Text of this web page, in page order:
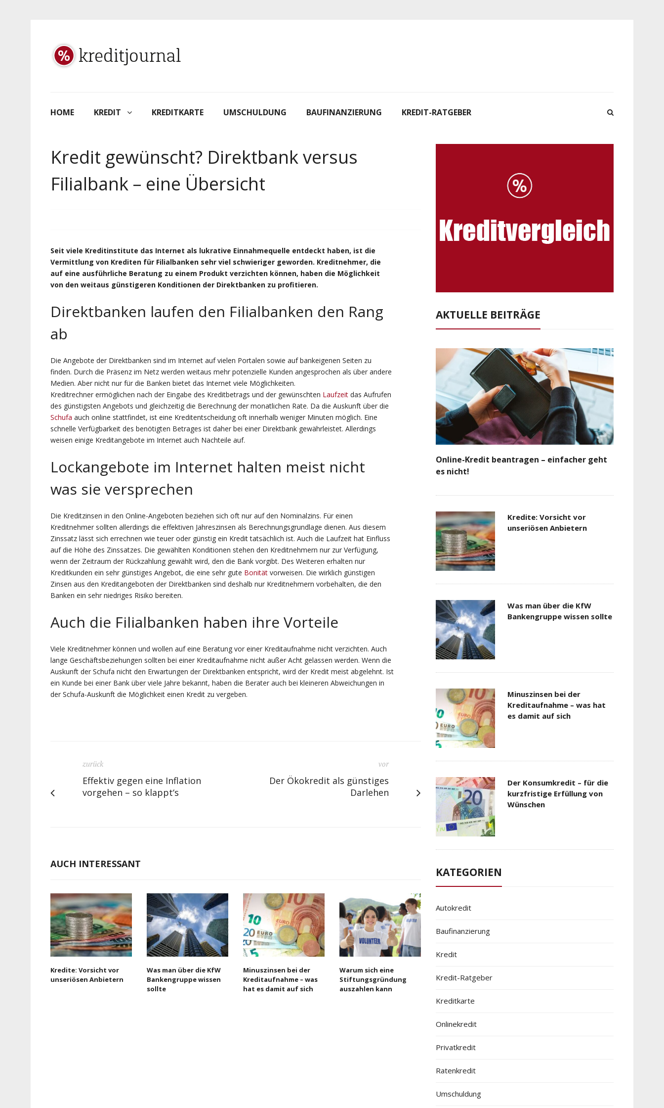
HOME KREDIT KREDITKARTE UMSCHULDUNG BAUFINANZIERUNG KREDIT-RATGEBER
Kredit gewünscht? Direktbank versus
Filialbank – eine Übersicht
Seit viele Kreditinstitute das Internet als lukrative Einnahmequelle entdeckt haben, ist die
Vermittlung von Krediten für Filialbanken sehr viel schwieriger geworden. Kreditnehmer, die
auf eine ausführliche Beratung zu einem Produkt verzichten können, haben die Möglichkeit
von den weitaus günstigeren Konditionen der Direktbanken zu profitieren.
Direktbanken laufen den Filialbanken den Rang
ab
Die Angebote der Direktbanken sind im Internet auf vielen Portalen sowie auf bankeigenen Seiten zu
finden. Durch die Präsenz im Netz werden weitaus mehr potenzielle Kunden angesprochen als über andere
Medien. Aber nicht nur für die Banken bietet das Internet viele Möglichkeiten.
Kreditrechner ermöglichen nach der Eingabe des Kreditbetrags und der gewünschten Laufzeit das Aufrufen
des günstigsten Angebots und gleichzeitig die Berechnung der monatlichen Rate. Da die Auskunft über die
Schufa auch online stattfindet, ist eine Kreditentscheidung oft innerhalb weniger Minuten möglich. Eine
schnelle Verfügbarkeit des benötigten Betrages ist daher bei einer Direktbank gewährleistet. Allerdings
weisen einige Kreditangebote im Internet auch Nachteile auf.
Lockangebote im Internet halten meist nicht
was sie versprechen
Die Kreditzinsen in den Online-Angeboten beziehen sich oft nur auf den Nominalzins. Für einen
Kreditnehmer sollten allerdings die effektiven Jahreszinsen als Berechnungsgrundlage dienen. Aus diesem
Zinssatz lässt sich errechnen wie teuer oder günstig ein Kredit tatsächlich ist. Auch die Laufzeit hat Einfluss
auf die Höhe des Zinssatzes. Die gewählten Konditionen stehen den Kreditnehmern nur zur Verfügung,
wenn der Zeitraum der Rückzahlung gewählt wird, den die Bank vorgibt. Des Weiteren erhalten nur
Kreditkunden ein sehr günstiges Angebot, die eine sehr gute Bonität vorweisen. Die wirklich günstigen
Zinsen aus den Kreditangeboten der Direktbanken sind deshalb nur Kreditnehmern vorbehalten, die den
Banken ein sehr niedriges Risiko bereiten.
Auch die Filialbanken haben ihre Vorteile
Viele Kreditnehmer können und wollen auf eine Beratung vor einer Kreditaufnahme nicht verzichten. Auch
lange Geschäftsbeziehungen sollten bei einer Kreditaufnahme nicht außer Acht gelassen werden. Wenn die
Auskunft der Schufa nicht den Erwartungen der Direktbanken entspricht, wird der Kredit meist abgelehnt. Ist
ein Kunde bei einer Bank über viele Jahre bekannt, haben die Berater auch bei kleineren Abweichungen in
der Schufa-Auskunft die Möglichkeit einen Kredit zu vergeben.
zurück
Effektiv gegen eine Inflation
vorgehen – so klappt‘s
vor
Der Ökokredit als günstiges
Darlehen
AUCH INTERESSANT
Kredite: Vorsicht vor
unseriösen Anbietern
Was man über die KfW
Bankengruppe wissen
sollte
Minuszinsen bei der
Kreditaufnahme – was
hat es damit auf sich
Warum sich eine
Stiftungsgründung
auszahlen kann
AKTUELLE BEITRÄGE
Online-Kredit beantragen – einfacher geht
es nicht!
Kredite: Vorsicht vor
unseriösen Anbietern
Was man über die KfW
Bankengruppe wissen sollte
Minuszinsen bei der
Kreditaufnahme – was hat
es damit auf sich
Der Konsumkredit – für die
kurzfristige Erfüllung von
Wünschen
KATEGORIEN
Autokredit
Baufinanzierung
Kredit
Kredit-Ratgeber
Kreditkarte
Onlinekredit
Privatkredit
Ratenkredit
Umschuldung